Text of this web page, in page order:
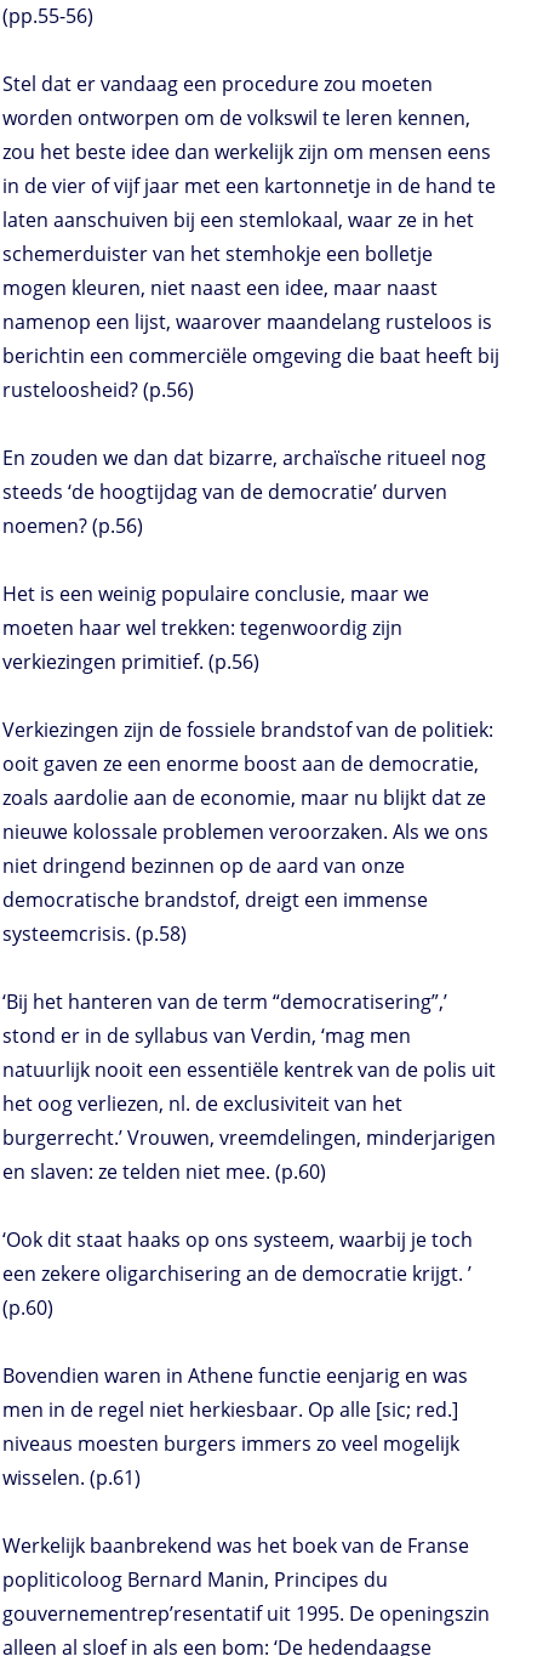
(pp.55-56)
Stel dat er vandaag een procedure zou moeten
worden ontworpen om de volkswil te leren kennen,
zou het beste idee dan werkelijk zijn om mensen eens
in de vier of vijf jaar met een kartonnetje in de hand te
laten aanschuiven bij een stemlokaal, waar ze in het
schemerduister van het stemhokje een bolletje
mogen kleuren, niet naast een idee, maar naast
namenop een lijst, waarover maandelang rusteloos is
berichtin een commerciële omgeving die baat heeft bij
rusteloosheid? (p.56)
En zouden we dan dat bizarre, archaïsche ritueel nog
steeds ‘de hoogtijdag van de democratie’ durven
noemen? (p.56)
Het is een weinig populaire conclusie, maar we
moeten haar wel trekken: tegenwoordig zijn
verkiezingen primitief. (p.56)
Verkiezingen zijn de fossiele brandstof van de politiek:
ooit gaven ze een enorme boost aan de democratie,
zoals aardolie aan de economie, maar nu blijkt dat ze
nieuwe kolossale problemen veroorzaken. Als we ons
niet dringend bezinnen op de aard van onze
democratische brandstof, dreigt een immense
systeemcrisis. (p.58)
‘Bij het hanteren van de term “democratisering”,’
stond er in de syllabus van Verdin, ‘mag men
natuurlijk nooit een essentiële kentrek van de polis uit
het oog verliezen, nl. de exclusiviteit van het
burgerrecht.’ Vrouwen, vreemdelingen, minderjarigen
en slaven: ze telden niet mee. (p.60)
‘Ook dit staat haaks op ons systeem, waarbij je toch
een zekere oligarchisering an de democratie krijgt. ’
(p.60)
Bovendien waren in Athene functie eenjarig en was
men in de regel niet herkiesbaar. Op alle [sic; red.]
niveaus moesten burgers immers zo veel mogelijk
wisselen. (p.61)
Werkelijk baanbrekend was het boek van de Franse
popliticoloog Bernard Manin, Principes du
gouvernementrep’resentatif uit 1995. De openingszin
alleen al sloef in als een bom: ‘De hedendaagse